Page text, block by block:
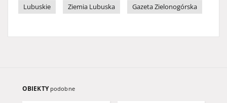
Lubuskie
Ziemia Lubuska Gazeta Zielonogórska
OBIEKTY podobne